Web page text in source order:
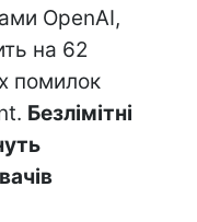
OpenAI,
на 62
помилок
Безлімітні